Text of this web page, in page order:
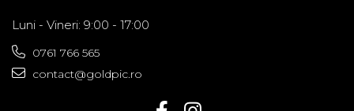
Luni - Vineri: 9:00 - 17:00
0761 766 565
contact@goldpic.ro